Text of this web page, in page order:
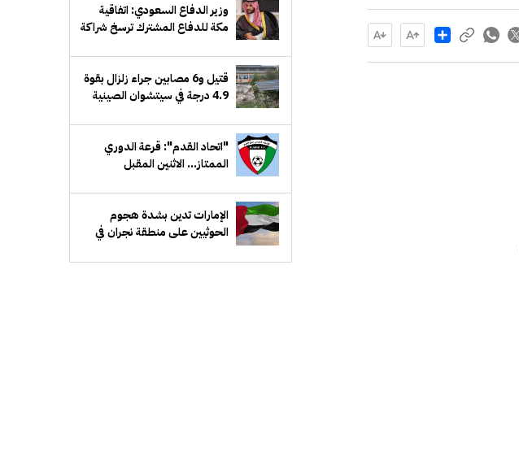
Share
وزير الدفاع السعودي: اتفاقية
مكة للدفاع المشترك ترسخ شراكة
قتيل و6 مصابين جراء زلزال بقوة
4.9 درجة في سيتشوان الصينية
"اتحاد القدم": قرعة الدوري
الممتاز... الاثنين المقبل
الإمارات تدين بشدة هجوم
الحوثيين على منطقة نجران في